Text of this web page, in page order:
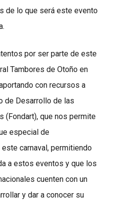
de lo que será este evento
por ser parte de este
Tambores de Otoño en
con recursos a
de Desarrollo de las
(Fondart), que nos permite
especial de
carnaval, permitiendo
a estos eventos y que los
cuenten con un
y dar a conocer su